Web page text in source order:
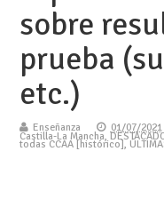
sobre
prueba
etc.)
Enseñanza 01/07/2021
Castilla-La Mancha,
todas CCAA [histórico],